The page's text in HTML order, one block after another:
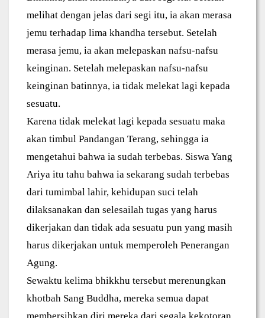
melihat dengan jelas dari segi itu, ia akan merasa
jemu terhadap lima khandha tersebut. Setelah
merasa jemu, ia akan melepaskan nafsu-nafsu
keinginan. Setelah melepaskan nafsu-nafsu
keinginan batinnya, ia tidak melekat lagi kepada
sesuatu.
Karena tidak melekat lagi kepada sesuatu maka
akan timbul Pandangan Terang, sehingga ia
mengetahui bahwa ia sudah terbebas. Siswa Yang
Ariya itu tahu bahwa ia sekarang sudah terbebas
dari tumimbal lahir, kehidupan suci telah
dilaksanakan dan selesailah tugas yang harus
dikerjakan dan tidak ada sesuatu pun yang masih
harus dikerjakan untuk memperoleh Penerangan
Agung.
Sewaktu kelima bhikkhu tersebut merenungkan
khotbah Sang Buddha, mereka semua dapat